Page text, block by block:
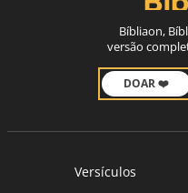
Bíbliaon,
versão
DOAR ❤️
Versículos